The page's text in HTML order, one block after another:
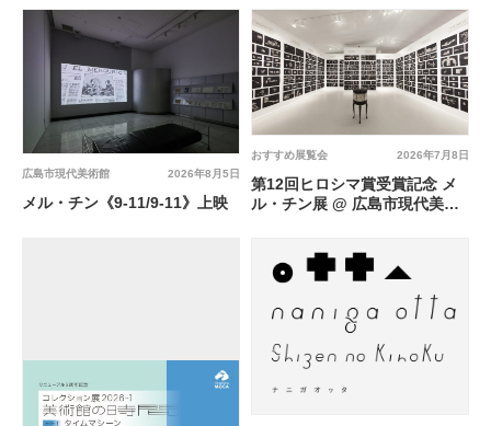
2026年8月5日
広島市現代美術館
メル・チン《9-11/9-11》上映
2026年7月8日
おすすめ展覧会
第12回ヒロシマ賞受賞記念 メ
ル・チン展 @ 広島市現代美術